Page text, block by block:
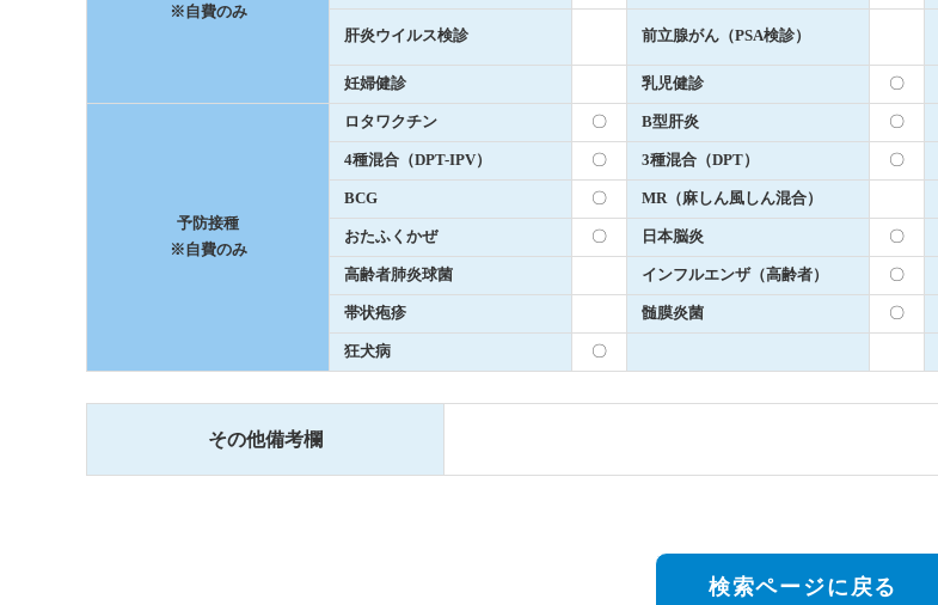
※自費のみ
肝炎ウイルス検診 前立腺がん（PSA検診）
妊婦健診 乳児健診 〇
予防接種
※自費のみ
ロタワクチン 〇 B型肝炎 〇
4種混合（DPT-IPV） 〇 3種混合（DPT） 〇
BCG 〇 MR（麻しん風しん混合）
おたふくかぜ 〇 日本脳炎 〇
高齢者肺炎球菌 インフルエンザ（高齢者） 〇
帯状疱疹 髄膜炎菌 〇
狂犬病 〇
その他備考欄
検索ページに戻る